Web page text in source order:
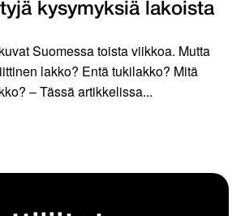
kysymyksiä lakoista
Suomessa toista viikkoa. Mutta
lakko? Entä tukilakko? Mitä
– Tässä artikkelissa...